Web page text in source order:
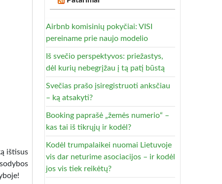
ištisus
Airbnb komisinių pokyčiai: VISI
pereiname prie naujo modelio
Iš svečio perspektyvos: priežastys,
dėl kurių nebegrįžau į tą patį būstą
Svečias prašo įsiregistruoti anksčiau
– ką atsakyti?
Booking paprašė „žemės numerio“ –
kas tai iš tikrųjų ir kodėl?
Kodėl trumpalaikei nuomai Lietuvoje
vis dar neturime asociacijos – ir kodėl
jos vis tiek reikėtų?